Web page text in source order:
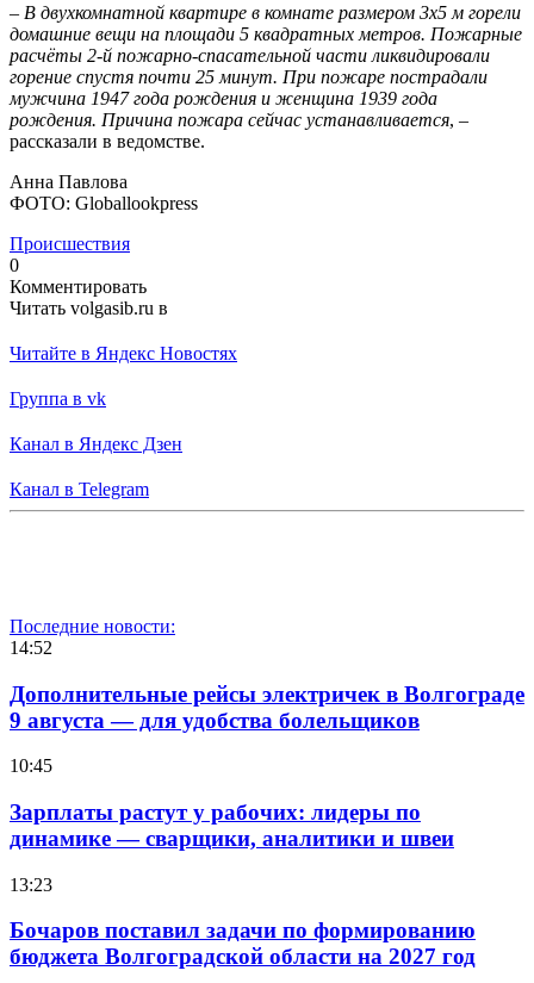
– В двухкомнатной квартире в комнате размером 3х5 м горели
домашние вещи на площади 5 квадратных метров. Пожарные
расчёты 2-й пожарно-спасательной части ликвидировали
горение спустя почти 25 минут. При пожаре пострадали
мужчина 1947 года рождения и женщина 1939 года
рождения. Причина пожара сейчас устанавливается, –
рассказали в ведомстве.
Анна Павлова
ФОТО: Globallookpress
Происшествия
0
Комментировать
Читать volgasib.ru в
Читайте в Яндекс Новостях
Группа в vk
Канал в Яндекс Дзен
Канал в Telegram
Последние новости:
14:52
Дополнительные рейсы электричек в Волгограде
9 августа — для удобства болельщиков
10:45
Зарплаты растут у рабочих: лидеры по
динамике — сварщики, аналитики и швеи
13:23
Бочаров поставил задачи по формированию
бюджета Волгоградской области на 2027 год